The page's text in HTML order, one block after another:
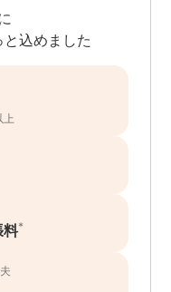
込めました
上
料*